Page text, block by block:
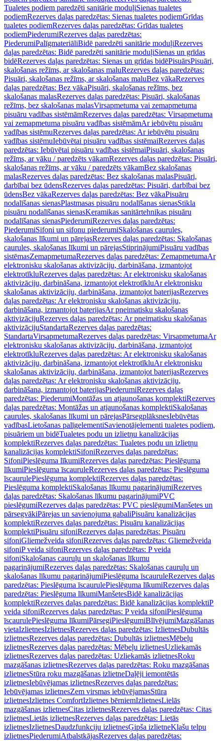
Tualetes podiem paredzēti sanitārie moduļiSienas tualetes
podiemRezerves daļas paredzētas: Sienas tualetes podiemGrīdas
tualetes podiemRezerves daļas paredzētas: Grīdas tualetes
podiemPiederumiRezerves daļas paredzētas:
PiederumiPalīgmateriāliBidē paredzēti sanitārie moduļiRezerves
daļas paredzētas: Bidē paredzēti sanitārie moduļiSienas un grīdas
bidēRezerves daļas paredzētas: Sienas un grīdas bidēPisuārsPisuāri,
skalošanas režīms, ar skalošanas maluRezerves daļas paredzētas:
Pisuāri, skalošanas režīms, ar skalošanas maluBez vākaRezerves
daļas paredzētas: Bez vākaPisuāri, skalošanas režīms, bez
skalošanas malasRezerves daļas paredzētas: Pisuāri, skalošanas
režīms, bez skalošanas malasVirsapmetuma vai zemapmetuma
pisuāru vadības sistēmāmRezerves daļas paredzētas: Virsapmetuma
vai zemapmetuma pisuāru vadības sistēmāmAr iebūvētu pisuāru
vadības sistēmuRezerves daļas paredzētas: Ar iebūvētu pisuāru
vadības sistēmuIebūvētai pisuāru vadības sistēmaiRezerves daļas
paredzētas: Iebūvētai pisuāru vadības sistēmaiPisuāri, skalošanas
režīms, ar vāku / paredzēts vākamRezerves daļas paredzētas: Pisuāri,
skalošanas režīms, ar vāku / paredzēts vākamBez skalošanas
malasRezerves daļas paredzētas: Bez skalošanas malasPisuāri,
darbībai bez ūdensRezerves daļas paredzētas: Pisuāri, darbībai bez
ūdensBez vākaRezerves daļas paredzētas: Bez vākaPisuāru
nodalīšanas sienasPlastmasas pisuāru nodalīšanas sienasStikla
pisuāru nodalīšanas sienasKeramikas sanitārtehnikas pisuāru
nodalīšanas sienasPiederumiRezerves daļas paredzētas:
PiederumiSifoni un sifonu piederumiSkalošanas caurules,
skalošanas līkumi un pārejasRezerves daļas paredzētas: Skalošanas
caurules, skalošanas līkumi un pārejasStiprinājumiPisuāru vadības
sistēmasZemapmetumaRezerves daļas paredzētas: ZemapmetumaAr
elektronisku skalošanas aktivizāciju, darbināšana, izmantojot
elektrotīkluRezerves daļas paredzētas: Ar elektronisku skalošanas
aktivizāciju, darbināšana, izmantojot elektrotīkluAr elektronisku
skalošanas aktivizāciju, darbināšana, izmantojot baterijasRezerves
daļas paredzētas: Ar elektronisku skalošanas aktivizāciju,
darbināšana, izmantojot baterijasAr pneimatisku skalošanas
aktivizācijuRezerves daļas paredzētas: Ar pneimatisku skalošanas
aktivizācijuStandartaRezerves daļas paredzētas:
StandartaVirsapmetumaRezerves daļas paredzētas: VirsapmetumaAr
elektronisku skalošanas aktivizāciju, darbināšana, izmantojot
elektrotīkluRezerves daļas paredzētas: Ar elektronisku skalošanas
aktivizāciju, darbināšana, izmantojot elektrotīkluAr elektronisku
skalošanas aktivizāciju, darbināšana, izmantojot baterijasRezerves
daļas paredzētas: Ar elektronisku skalošanas aktivizāciju,
darbināšana, izmantojot baterijasPiederumiRezerves daļas
paredzētas: PiederumiMontāžas un atjaunošanas komplektiRezerves
daļas paredzētas: Montāžas un atjaunošanas komplektiSkalošanas
caurules, skalošanas līkumi un pārejasPārsegplāksnesIebūvētas
vadībasLietošanas palīgelementiSavienotājelementi tualetes podiem,
pisuāriem un bidēTualetes podu un izlietņu kanalizācijas
komplektiRezerves daļas paredzētas: Tualetes podu un izlietņu
kanalizācijas komplektiSifoniRezerves daļas paredzētas:
SifoniPieslēguma līkumiRezerves daļas paredzētas: Pieslēguma
līkumiPieslēguma īscauruleRezerves daļas paredzētas: Pieslēguma
īscaurulePieslēguma komplektiRezerves daļas paredzētas:
Pieslēguma komplektiSkalošanas līkumu pagarinājumiRezerves
daļas paredzētas: Skalošanas līkumu pagarinājumiPVC
pieslēgumiRezerves daļas paredzētas: PVC pieslēgumiManšetes un
pārsegvākiPārejas un savienojuma gabaliPisuāru kanalizācijas
komplektiRezerves daļas paredzētas: Pisuāru kanalizācijas
komplektiPisuāru sifoniRezerves daļas paredzētas: Pisuāru
sifoniGliemežveida sifoniRezerves daļas paredzētas: Gliemežveida
sifoniP veida sifoniRezerves daļas paredzētas: P veida
sifoniSkalošanas cauruļu un skalošanas līkumu
pagarinājumiRezerves daļas paredzētas: Skalošanas cauruļu un
skalošanas līkumu pagarinājumiPieslēguma īscauruleRezerves daļas
paredzētas: Pieslēguma īscaurulePieslēguma līkumiRezerves daļas
paredzētas: Pieslēguma līkumiManšetesBidē kanalizācijas
komplektiRezerves daļas paredzētas: Bidē kanalizācijas komplektiP
veida sifoniRezerves daļas paredzētas: P veida sifoniPieslēguma
īscaurulePieslēguma līkumiPārsegiPieslēgumiBlīvējumiMazgāšanas
vietaIzlietnesIzlietnesRezerves daļas paredzētas: IzlietnesDubultās
izlietnesRezerves daļas paredzētas: Dubultās izlietnesMēbeļu
izlietnesRezerves daļas paredzētas: Mēbeļu izlietnesUzliekamās
izlietnesRezerves daļas paredzētas: Uzliekamās izlietnesRoku
mazgāšanas izlietnesRezerves daļas paredzētas: Roku mazgāšanas
izlietnesStūra roku mazgāšanas izlietneDaļēji iemontētās
izlietnesIebūvējamas izlietnesRezerves daļas paredzētas:
Iebūvējamas izlietnesZem virsmas iebūvējamasStūra
izlietnesIzlietnes ComfortIzlietnes bērniemIzlietnesLielās
mazgāšanas izlietnesCitas izlietnesRezerves daļas paredzētas: Citas
izlietnesLietās izlietnesRezerves daļas paredzētas: Lietās
izlietnesIzlietnesDaudzfunkciju izlietnesĢipša izlietneKlašu telpu
izlietnesPiederumiAtbalstkājasRezerves daļas paredzētas: